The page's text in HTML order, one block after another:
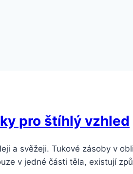
pro štíhlý vzhled
a svěžeji. Tukové zásoby v
v jedné části těla, existují